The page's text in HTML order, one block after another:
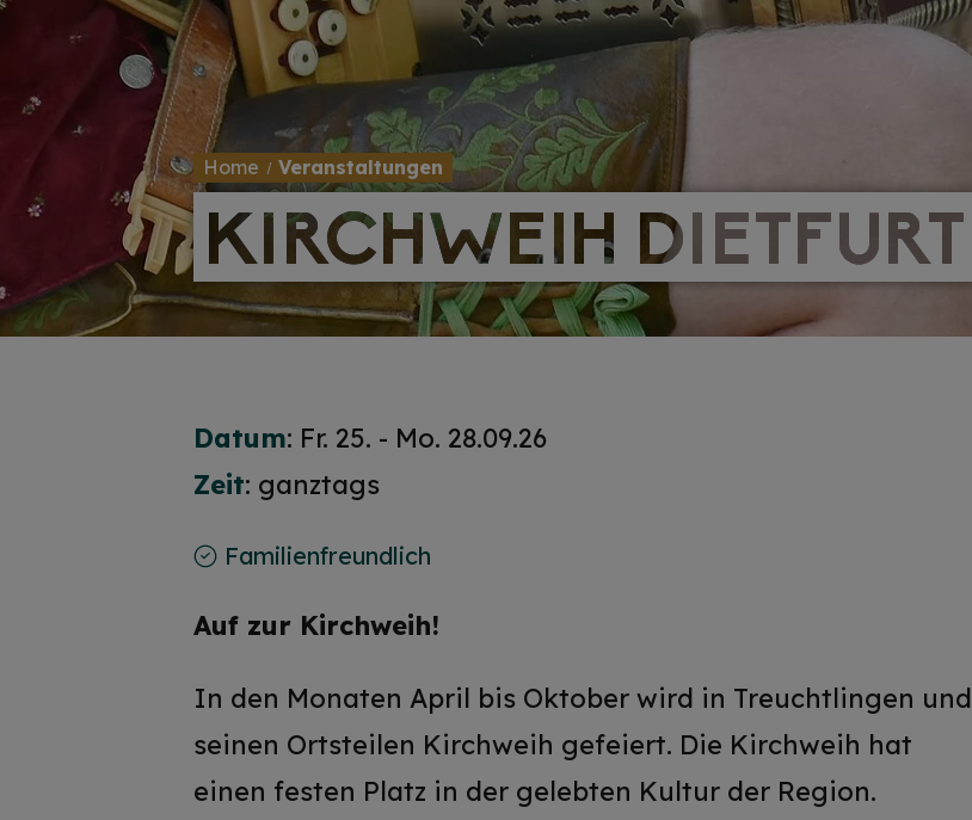
Home Veranstaltungen
KIRCHWEIH DIETFURT
KIRCHWEIH DIETFURT
Datum: Fr. 25. - Mo. 28.09.26
Zeit: ganztags
Familienfreundlich
Auf zur Kirchweih!
In den Monaten April bis Oktober wird in Treuchtlingen und
seinen Ortsteilen Kirchweih gefeiert. Die Kirchweih hat
einen festen Platz in der gelebten Kultur der Region.